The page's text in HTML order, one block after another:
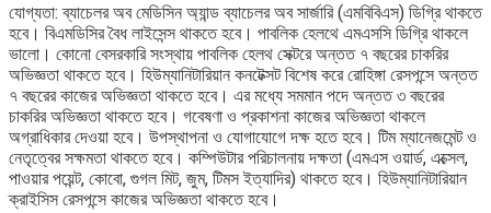
যোগ্যতা: ব্যাচেলর অব মেডিসিন অ্যান্ড ব্যাচেলর অব সার্জারি (এমবিবিএস) ডিগ্রি থাকতে
হবে। বিএমডিসির বৈধ লাইসেন্স থাকতে হবে। পাবলিক হেলথে এমএসসি ডিগ্রি থাকলে
ভালো। কোনো বেসরকারি সংস্থায় পাবলিক হেলথ সেক্টরে অন্তত ৭ বছরের চাকরির
অভিজ্ঞতা থাকতে হবে। হিউম্যানিটারিয়ান কনটেক্সট বিশেষ করে রোহিঙ্গা রেসপন্সে অন্তত
৭ বছরের কাজের অভিজ্ঞতা থাকতে হবে। এর মধ্যে সমমান পদে অন্তত ৩ বছরের
চাকরির অভিজ্ঞতা থাকতে হবে। গবেষণা ও প্রকাশনা কাজের অভিজ্ঞতা থাকলে
অগ্রাধিকার দেওয়া হবে। উপস্থাপনা ও যোগাযোগে দক্ষ হতে হবে। টিম ম্যানেজমেন্ট ও
নেতৃত্বের সক্ষমতা থাকতে হবে। কম্পিউটার পরিচালনায় দক্ষতা (এমএস ওয়ার্ড, এক্সেল,
পাওয়ার পয়েন্ট, কোবো, গুগল মিট, জুম, টিমস ইত্যাদির) থাকতে হবে। হিউম্যানিটারিয়ান
ক্রাইসিস রেসপন্সে কাজের অভিজ্ঞতা থাকতে হবে।